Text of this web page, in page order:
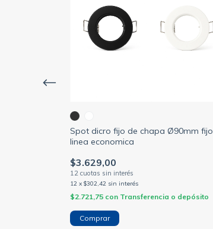
Spot dicro fijo de chapa Ø90mm fijo
linea economica
$3.629,00
12 x $302,42 sin interés
$2.721,75 con Transferencia o depósito
Comprar